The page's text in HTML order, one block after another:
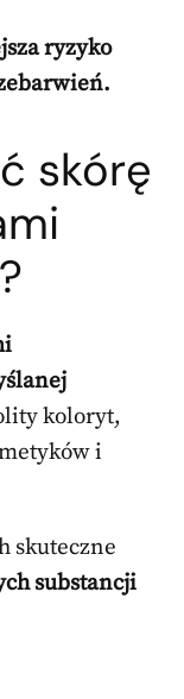
ryzyko
skórę
koloryt,
i
skuteczne
substancji